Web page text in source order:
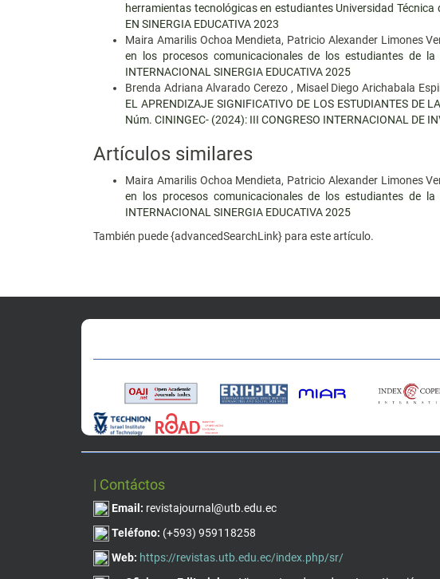
herramientas tecnológicas en estudiantes Universidad Técnica
EN SINERGIA EDUCATIVA 2023
Maira Amarilis Ochoa Mendieta, Patricio Alexander Limones
en los procesos comunicacionales de los estudiantes de
INTERNACIONAL SINERGIA EDUCATIVA 2025
Brenda Adriana Alvarado Cerezo , Misael Diego Arichabala
EL APRENDIZAJE SIGNIFICATIVO DE LOS ESTUDIANTES DE
Núm. CININGEC- (2024): III CONGRESO INTERNACIONAL DE
Artículos similares
Maira Amarilis Ochoa Mendieta, Patricio Alexander Limones
en los procesos comunicacionales de los estudiantes de
INTERNACIONAL SINERGIA EDUCATIVA 2025
También puede {advancedSearchLink} para este artículo.
| Contáctos
Email: revistajournal@utb.edu.ec
Teléfono: (+593) 959118258
Web: https://revistas.utb.edu.ec/index.php/sr/